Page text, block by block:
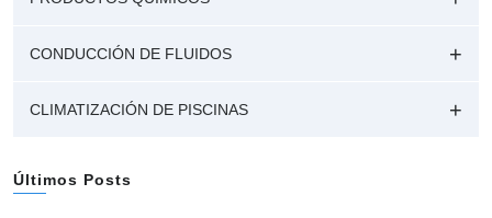
CONDUCCIÓN DE FLUIDOS
CLIMATIZACIÓN DE PISCINAS
Últimos Posts